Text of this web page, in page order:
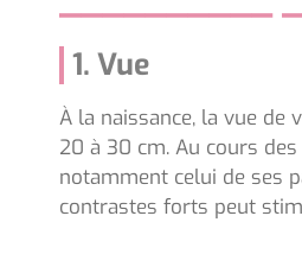
1. Vue
À la naissance, la vue de
20 à 30 cm. Au cours
notamment celui de ses
contrastes forts peut